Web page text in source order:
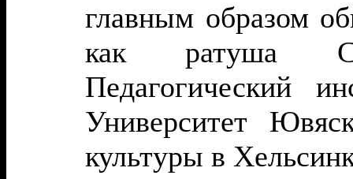
главным образом
как ратуша
Педагогический
Университет
культуры в